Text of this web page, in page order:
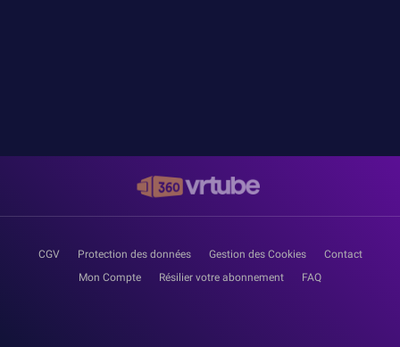
CGV Protection des données Gestion des Cookies
Contact
Mon Compte
Résilier votre abonnement FAQ